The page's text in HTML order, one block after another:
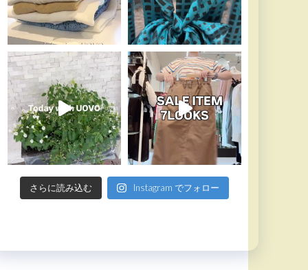
さらに読み込む Instagram でフォロー